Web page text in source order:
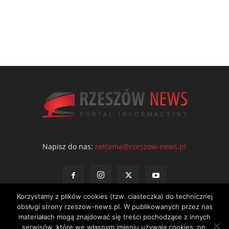
Napisz do nas: reklama@rzeszow-news.pl
Korzystamy z plików cookies (tzw. ciasteczka) do technicznej
obsługi strony rzeszow-news.pl. W publikowanych przez nas
materiałach mogą znajdować się treści pochodzące z innych
serwisów, które we własnym imieniu używają cookies, np.